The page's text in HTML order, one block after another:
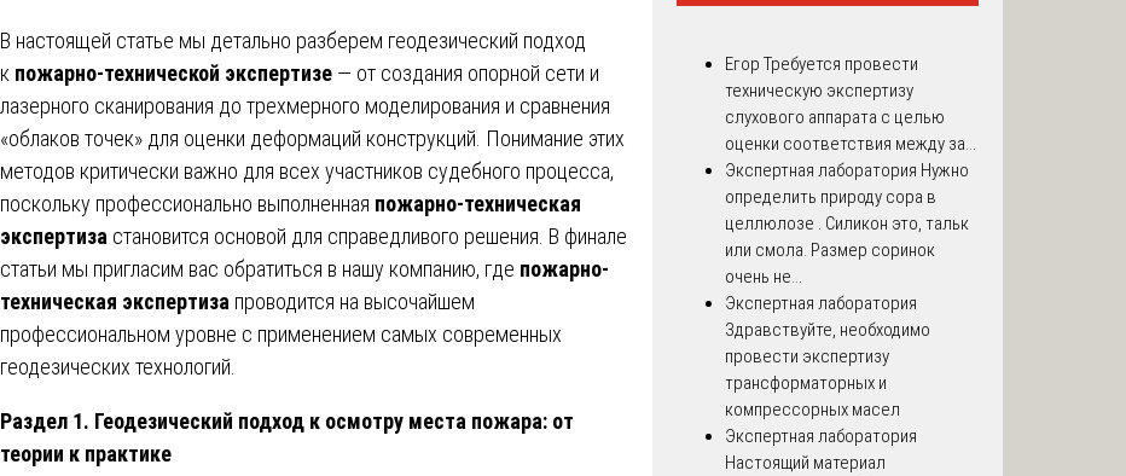
В настоящей статье мы детально разберем геодезический подход
к пожарно-технической экспертизе — от создания опорной сети и
лазерного сканирования до трехмерного моделирования и сравнения
«облаков точек» для оценки деформаций конструкций. Понимание этих
методов критически важно для всех участников судебного процесса,
поскольку профессионально выполненная пожарно-техническая
экспертиза становится основой для справедливого решения. В финале
статьи мы пригласим вас обратиться в нашу компанию, где пожарно-
техническая экспертиза проводится на высочайшем
профессиональном уровне с применением самых современных
геодезических технологий.
Раздел 1. Геодезический подход к осмотру места пожара: от
теории к практике
Егор Требуется провести
техническую экспертизу
слухового аппарата с целью
оценки соответствия между за...
Экспертная лаборатория Нужно
определить природу сора в
целлюлозе . Силикон это, тальк
или смола. Размер соринок
очень не...
Экспертная лаборатория
Здравствуйте, необходимо
провести экспертизу
трансформаторных и
компрессорных масел
Экспертная лаборатория
Настоящий материал